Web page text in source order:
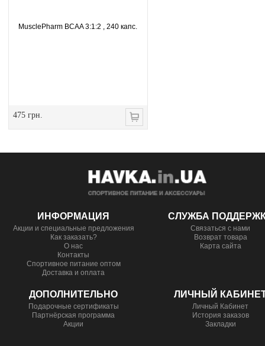
MusclePharm BCAA 3:1:2 , 240 капс.
475 грн.
ИНФОРМАЦИЯ
Акции и специальные предложения
Как заказать?
О нас
Контакты
Спортивное питание оптом
Доставка и оплата
СЛУЖБА
Связаться с нами
Возврат товара
Карта сайта
ДОПОЛНИТЕЛЬНО
Подарочные сертификаты
Партнёрская программа
Акции
ЛИЧНЫЙ
Личный Кабинет
История заказов
Закладки